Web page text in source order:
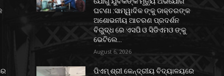
ଘଟଣା :ସାମ୍ୱାଦିକ ଙ୍କୁ ଡାକ୍ତରଙ୍କ
ଅଶୋଭନୀୟ ଆଚରଣ ପ୍ରଦର୍ଶନ
ବିରୁଦ୍ଧ ରେ ଏସପି ଓ ସିଡିଏମଓ ଙ୍କୁ
ଭେଟିଲେ...
August 6, 2026
ପିଏମ୍ ଶ୍ରୀ କେନ୍ଦ୍ରୀୟ ବିଦ୍ୟାଳୟରେ